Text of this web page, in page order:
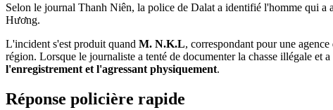
Selon le journal Thanh Niên, la police de Dalat a identifié l'homme qui a
Hương.
L'incident s'est produit quand M. N.K.L, correspondant pour une
région. Lorsque le journaliste a tenté de documenter la chasse illégale et
l'enregistrement et l'agressant physiquement.
Réponse policière rapide